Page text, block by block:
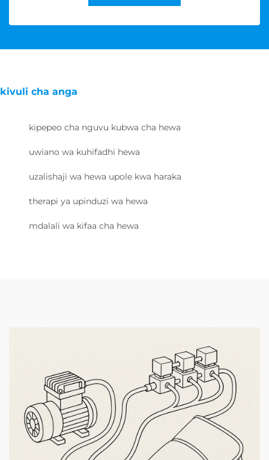
kivuli cha anga
kipepeo cha nguvu kubwa cha hewa
uwiano wa kuhifadhi hewa
uzalishaji wa hewa upole kwa haraka
therapi ya upinduzi wa hewa
mdalali wa kifaa cha hewa